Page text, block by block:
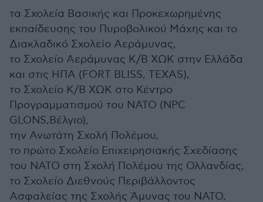
τα Σχολεία Βασικής και Προκεχωρημένης
εκπαίδευσης του Πυροβολικού Μάχης και το
Διακλαδικό Σχολείο Αεράμυνας,
το Σχολείο Αεράμυνας Κ/Β ΧΩΚ στην Ελλάδα
και στις ΗΠΑ (FORT BLISS, TEXAS),
το Σχολείο Κ/Β ΧΩΚ στο Κέντρο
Προγραμματισμού του ΝΑΤΟ (NPC
GLONS,Βέλγιο),
την Ανωτάτη Σχολή Πολέμου,
το πρώτο Σχολείο Επιχειρησιακής Σχεδίασης
του ΝΑΤΟ στη Σχολή Πολέμου της Ολλανδίας,
το Σχολείο Διεθνούς Περιβάλλοντος
Ασφαλείας της Σχολής Άμυνας του ΝΑΤΟ,